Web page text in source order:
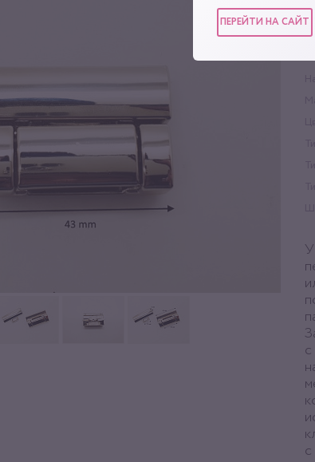
ПЕРЕЙТИ НА САЙТ